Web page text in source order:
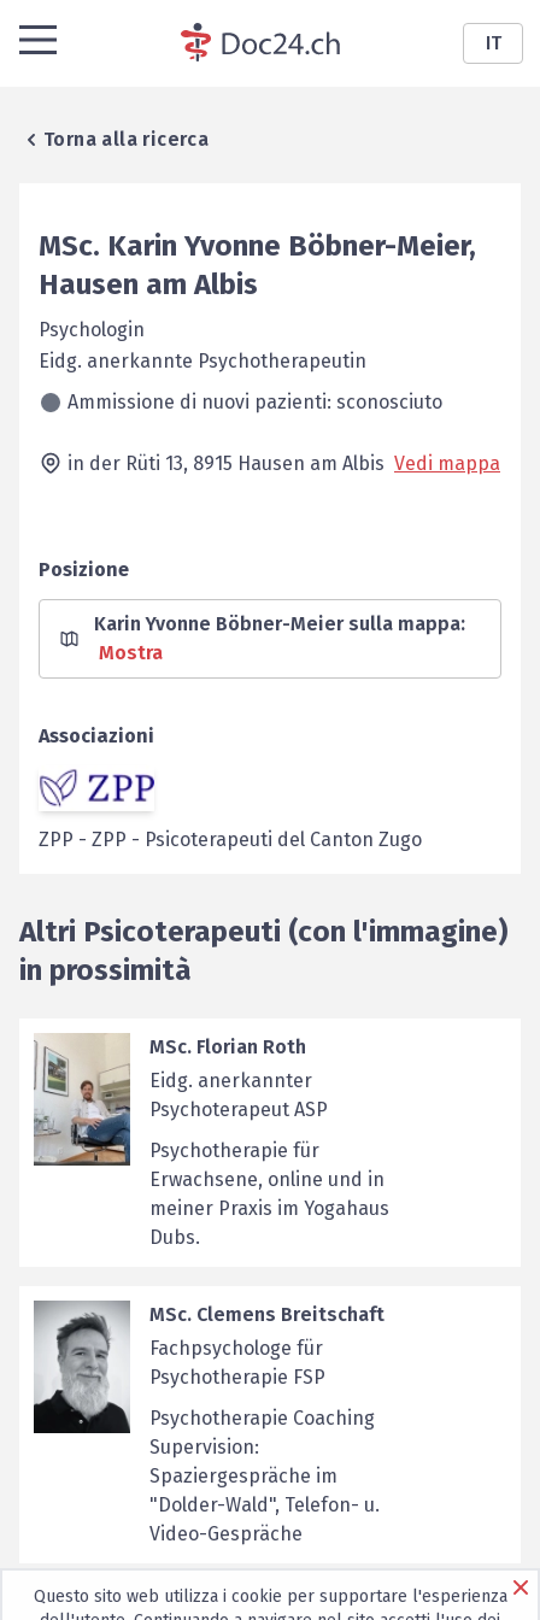
IT
Torna alla ricerca
MSc. Karin Yvonne Böbner-Meier,
Hausen am Albis
Psychologin
Eidg. anerkannte Psychotherapeutin
Ammissione di nuovi pazienti: sconosciuto
in der Rüti 13, 8915 Hausen am Albis Vedi mappa
Posizione
Karin Yvonne Böbner-Meier sulla mappa:
Mostra
Associazioni
ZPP - ZPP - Psicoterapeuti del Canton Zugo
Altri Psicoterapeuti (con l'immagine)
in prossimità
MSc. Florian Roth
Eidg. anerkannter
Psychoterapeut ASP
Psychotherapie für
Erwachsene, online und in
meiner Praxis im Yogahaus
Dubs.
MSc. Clemens Breitschaft
Fachpsychologe für
Psychotherapie FSP
Psychotherapie Coaching
Supervision:
Spaziergespräche im
"Dolder-Wald", Telefon- u.
Video-Gespräche
Questo sito web utilizza i cookie per supportare l'esperienza